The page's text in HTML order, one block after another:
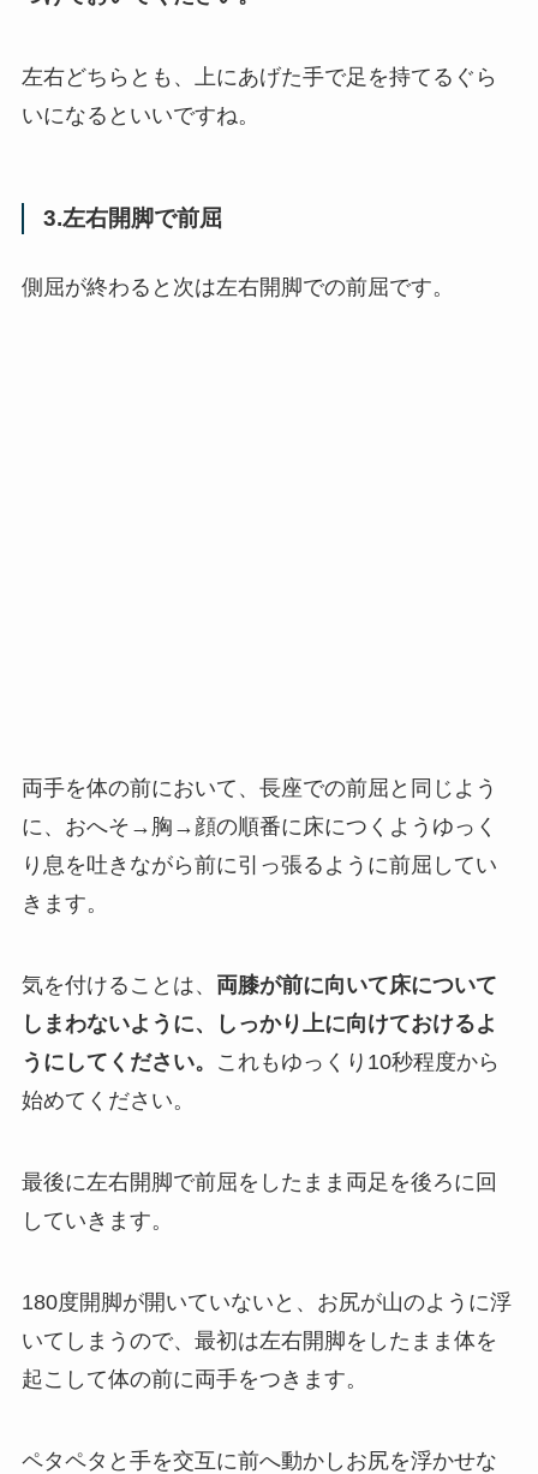
左右どちらとも、上にあげた手で足を持てるぐら
いになるといいですね。
3.左右開脚で前屈
側屈が終わると次は左右開脚での前屈です。
両手を体の前において、長座での前屈と同じよう
に、おへそ→胸→顔の順番に床につくようゆっく
り息を吐きながら前に引っ張るように前屈してい
きます。
気を付けることは、 両膝が前に向いて床について
しまわないように、しっかり上に向けておけるよ
うにしてください。
これもゆっくり10秒程度から
始めてください。
最後に左右開脚で前屈をしたまま両足を後ろに回
していきます。
180度開脚が開いていないと、お尻が山のように浮
いてしまうので、最初は左右開脚をしたまま体を
起こして体の前に両手をつきます。
ペタペタと手を交互に前へ動かしお尻を浮かせな